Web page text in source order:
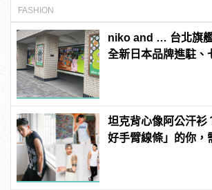
FASHION
niko and … 台北旗
全新日本品牌進駐、
坦克背心像阿公汗衫
好手臂線條」的你，